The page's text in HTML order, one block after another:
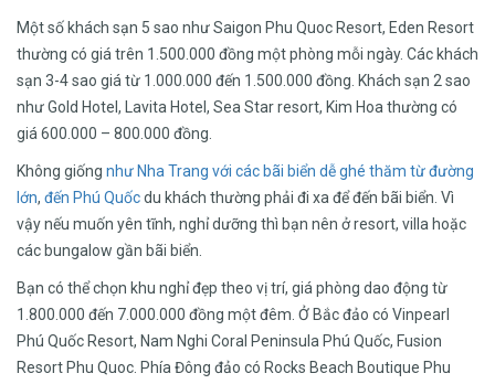
Một số khách sạn 5 sao như Saigon Phu Quoc Resort, Eden Resort
thường có giá trên 1.500.000 đồng một phòng mỗi ngày. Các khách
sạn 3-4 sao giá từ 1.000.000 đến 1.500.000 đồng. Khách sạn 2 sao
như Gold Hotel, Lavita Hotel, Sea Star resort, Kim Hoa thường có
giá 600.000 – 800.000 đồng.
Không giống như Nha Trang với các bãi biển dễ ghé thăm từđường
lớn, đến Phú Quốcdu khách thường phải đi xa để đến bãi biển. Vì
vậy nếu muốn yên tĩnh, nghỉ dưỡng thì bạn nên ở resort, villa hoặc
các bungalow gần bãi biển.
Bạn có thể chọn khu nghỉ đẹp theo vị trí, giá phòng dao động từ
1.800.000 đến 7.000.000 đồng một đêm. Ở Bắc đảo có Vinpearl
Phú Quốc Resort, Nam Nghi Coral Peninsula Phú Quốc, Fusion
Resort Phu Quoc. Phía Đông đảo có Rocks Beach Boutique Phu